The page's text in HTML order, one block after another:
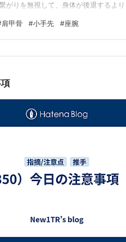
がりを無視して、身体が後退するよ
て居るので、動きに柔らかさが無く
きはとても柔らかく滑らかだ。肩…
肩甲骨 #小手先 #座腕